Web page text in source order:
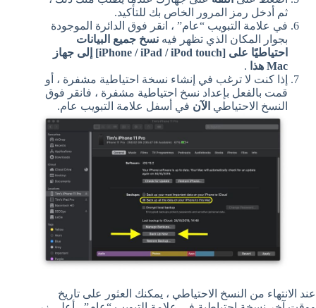
ثم أدخل رمز المرور الخاص بك للتأكيد.
في علامة التبويب “عام” ، انقر فوق الدائرة الموجودة
بجوار المكان الذي تظهر فيه نسخ جميع البيانات
احتياطيًا على [iPhone / iPad / iPod touch] إلى جهاز
Mac هذا
.
إذا كنت لا ترغب في إنشاء نسخة احتياطية مشفرة ، أو
قمت بالفعل بإعداد نسخ احتياطية مشفرة ، فانقر فوق
النسخ الاحتياطي الآن في أسفل علامة التبويب عام.
عند الانتهاء من النسخ الاحتياطي ، يمكنك العثور على تاريخ